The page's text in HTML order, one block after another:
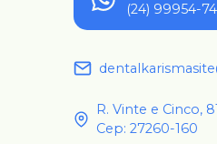
(24) 99954-
R. Vinte e Cinco,
Cep: 27260-160